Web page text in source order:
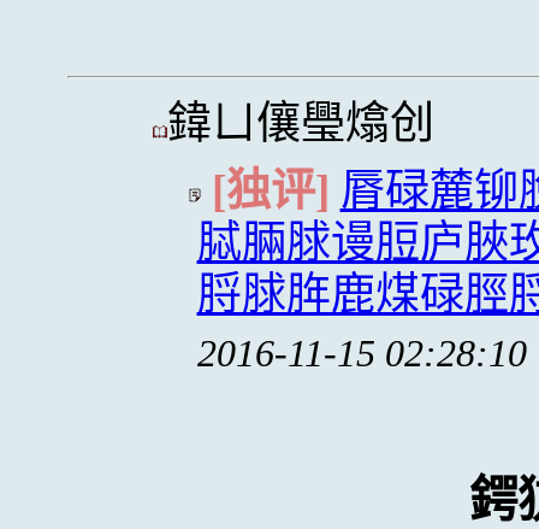
鍏ㄩ儴璺熻创
[独评] 脣碌麓铆
脦脼脙谩脰庐脥
脟脙脌鹿煤碌脛
2016-11-15 02:28:10
鍔